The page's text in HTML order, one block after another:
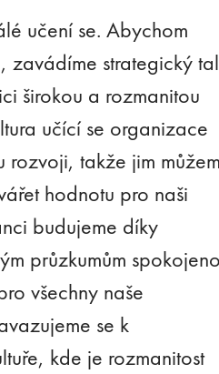
učení se. Abychom
zavádíme strategický
širokou a rozmanitou
učící se organizace
rozvoji, takže jim
hodnotu pro naši
budujeme díky
průzkumům
všechny naše
se k
kde je rozmanitost